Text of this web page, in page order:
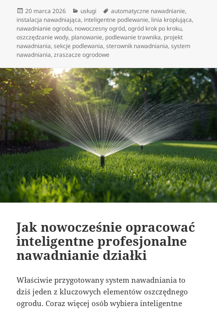
Data
publikacji
20 marca 2026 Kategorie
usługi Tagi
automatyczne nawadnianie,
instalacja nawadniająca, inteligentne podlewanie, linia kroplująca,
nawadnianie ogrodu, nowoczesny ogród,ogród krok po kroku,
oszczędzanie wody, planowanie, podlewanie trawnika, projekt
nawadniania,sekcje podlewania,sterownik nawadniania,system
nawadniania,zraszacze ogrodowe
Jak nowocześnie opracować
inteligentne profesjonalne
nawadnianie działki
Właściwie przygotowany system nawadniania to
dziś jeden z kluczowych elementów oszczędnego
ogrodu. Coraz więcej osób wybiera inteligentne